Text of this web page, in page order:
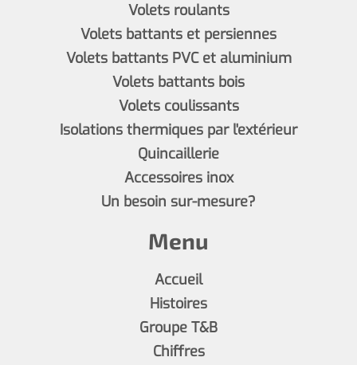
Volets roulants
Volets battants et persiennes
Volets battants PVC et aluminium
Volets battants bois
Volets coulissants
Isolations thermiques par l'extérieur
Quincaillerie
Accessoires inox
Un besoin sur-mesure?
Menu
Accueil
Histoires
Groupe T&B
Chiffres